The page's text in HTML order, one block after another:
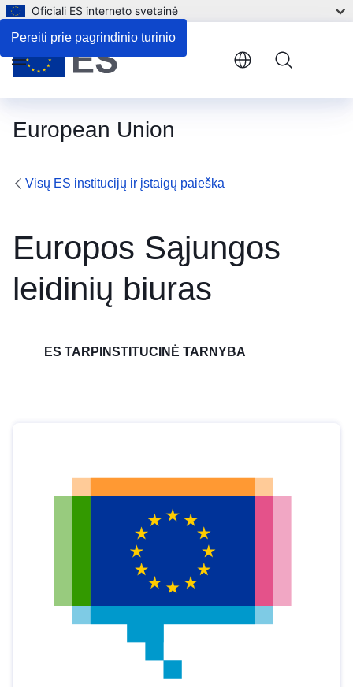
Pereiti prie pagrindinio turinio
Oficiali ES interneto svetainė
European Union
Menu
Visų ES institucijų ir įstaigų paieška
Europos Sąjungos
leidinių biuras
ES TARPINSTITUCINĖ TARNYBA
Kontaktiniai duomenys